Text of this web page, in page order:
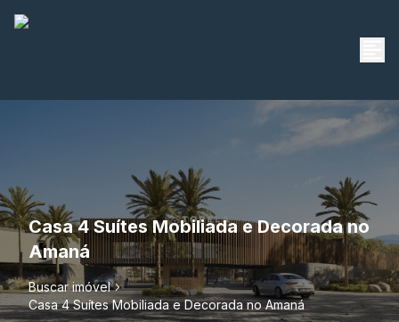
Casa 4 Suítes Mobiliada e Decorada no
Amaná
Buscar imóvel
Casa 4 Suítes Mobiliada e Decorada no Amaná